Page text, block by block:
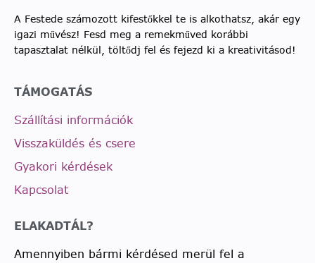
A Festede számozott kifestőkkel te is alkothatsz, akár egy
igazi művész! Fesd meg a remekműved korábbi
tapasztalat nélkül, töltődj fel és fejezd ki a kreativitásod!
TÁMOGATÁS
Szállítási információk
Visszaküldés és csere
Gyakori kérdések
Kapcsolat
ELAKADTÁL?
Amennyiben bármi kérdésed merül fel a